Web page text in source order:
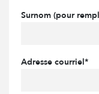
Surnom (pour
Adresse courriel*